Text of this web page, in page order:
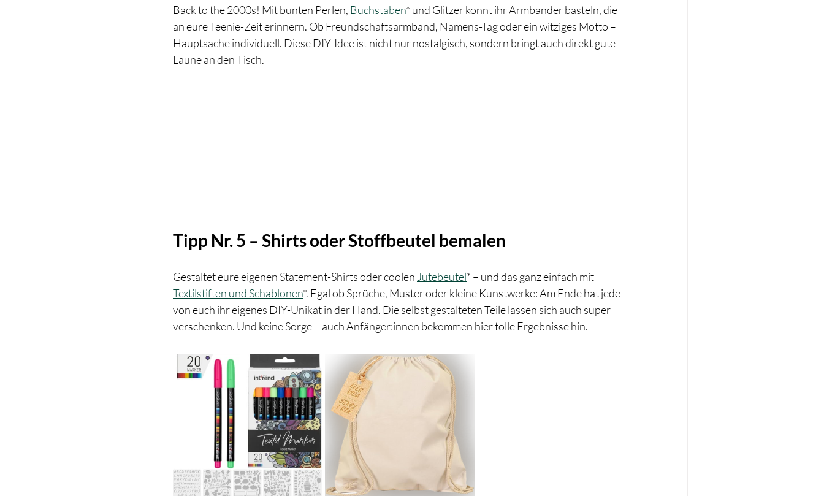
Back to the 2000s! Mit bunten Perlen, Buchstaben* und Glitzer könnt ihr Armbänder basteln, die
an eure Teenie-Zeit erinnern. Ob Freundschaftsarmband, Namens-Tag oder ein witziges Motto –
Hauptsache individuell. Diese DIY-Idee ist nicht nur nostalgisch, sondern bringt auch direkt gute
Laune an den Tisch.
Tipp Nr. 5 – Shirts oder Stoffbeutel bemalen
Gestaltet eure eigenen Statement-Shirts oder coolen Jutebeutel* – und das ganz einfach mit
Textilstiften und Schablonen*. Egal ob Sprüche, Muster oder kleine Kunstwerke: Am Ende hat jede
von euch ihr eigenes DIY-Unikat in der Hand. Die selbst gestalteten Teile lassen sich auch super
verschenken. Und keine Sorge – auch Anfänger:innen bekommen hier tolle Ergebnisse hin.